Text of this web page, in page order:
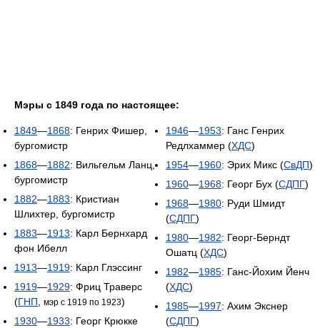
Мэры с 1849 года по настоящее:
1849—1868: Генрих Фишер,
бургомистр
1868—1882: Вильгельм Ланц,
бургомистр
1882—1883: Кристиан
Шлихтер, бургомистр
1883—1913: Карл Бернхард
фон Ибелл
1913—1919: Карл Глэссинг
1919—1929: Фриц Траверс
(ГНП мэр с 1919 по 1923)
1930—1933: Георг Крюкке
1946—1953: Ганс Генрих
Редлхаммер (ХДС)
1954—1960: Эрих Микс (СвДП)
1960—1968: Георг Бух (СДПГ)
1968—1980: Руди Шмидт
(СДПГ)
1980—1982: Георг-Берндт
Ошатц (ХДС)
1982—1985: Ганс-Йохим Йенч
(ХДС)
1985—1997: Ахим Экснер
(СДПГ)